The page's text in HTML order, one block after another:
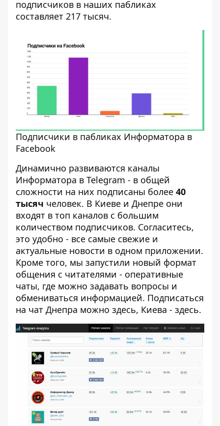
подписчиков в наших пабликах
составляет 217 тысяч.
Подписчики в пабликах Информатора в
Facebook
Динамично развиваются каналы
Информатора в Telegram - в общей
сложности на них подписаны более 40
тысяч человек. В Киеве и Днепре они
входят в топ каналов с большим
количеством подписчиков. Согласитесь,
это удобно - все самые свежие и
актуальные новости в одном приложении.
Кроме того, мы запустили новый формат
общения с читателями - оперативные
чаты, где можно задавать вопросы и
обмениваться информацией. Подписаться
на чат Днепра можно здесь, Киева - здесь.